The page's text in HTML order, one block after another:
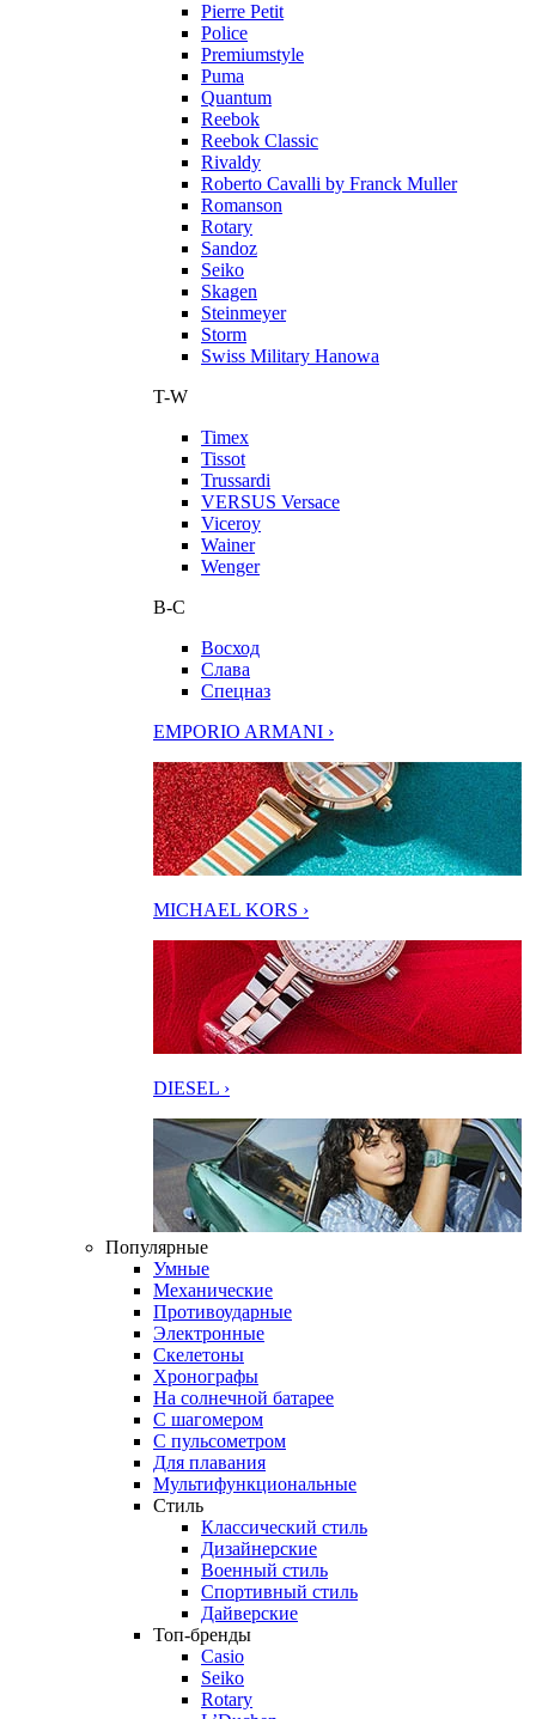
Pierre Petit
Police
Premiumstyle
Puma
Quantum
Reebok
Reebok Classic
Rivaldy
Roberto Cavalli by Franck Muller
Romanson
Rotary
Sandoz
Seiko
Skagen
Steinmeyer
Storm
Swiss Military Hanowa
T-W
Timex
Tissot
Trussardi
VERSUS Versace
Viceroy
Wainer
Wenger
В-С
Восход
Слава
Спецназ
EMPORIO ARMANI ›
MICHAEL KORS ›
DIESEL ›
Популярные
Умные
Механические
Противоударные
Электронные
Скелетоны
Хронографы
На солнечной батарее
С шагомером
С пульсометром
Для плавания
Мультифункциональные
Стиль
Классический стиль
Дизайнерские
Военный стиль
Спортивный стиль
Дайверские
Топ-бренды
Casio
Seiko
Rotary